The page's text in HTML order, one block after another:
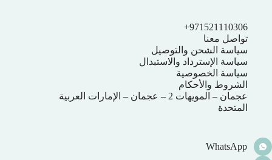
971521110306+
تواصل معنا
سياسة الشحن والتوصيل
سياسة الإسترداد والاستبدال
سياسة الخصوصية
الشروط والأحكام
عجمان – المويهات 2 – عجمان – الإمارات العربية
المتحدة
WhatsApp